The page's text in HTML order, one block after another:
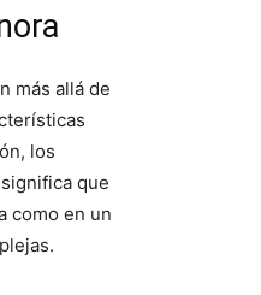
más allá de
los
que
como en un